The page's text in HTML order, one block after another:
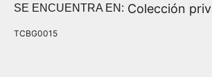
SE ENCUENTRA EN: Colección
TCBG0015